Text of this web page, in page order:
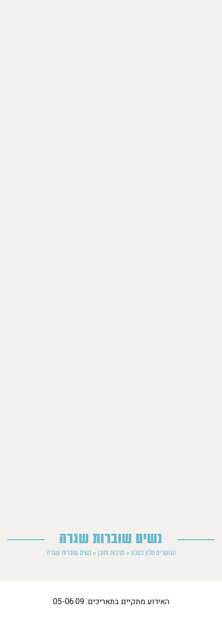
נשים שוברות שגרה
הגושרים מלון בטבע » תרבות ותוכן » נשים שוברות שגרה
האירוע מתקיים בתאריכים: 05-06.09